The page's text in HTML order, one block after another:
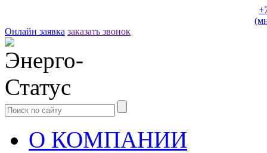
Онлайн заявка заказать звонок
О КОМПАНИИ